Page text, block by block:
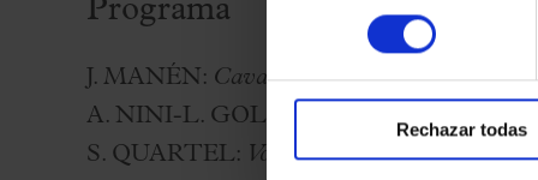
consentimiento
Rechazar todas
Programa
J. MANÉN: Cavaller enamorat
A. NINI-L. GOLDBERG:
Keren Or
S. QUARTEL: Voice on the wind